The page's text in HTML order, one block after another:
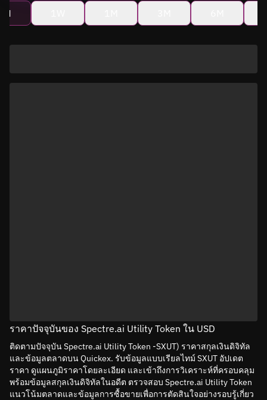
ราคาปัจจุบันของ Spectre.ai Utility Token ใน USD
ติดตามปัจจุบัน Spectre.ai Utility Token -SXUT) ราคาสกุลเงินดิจิทัล
และข้อมูลตลาดบน Quickex. รับข้อมูลแบบเรียลไทม์ SXUT อัปเดต
ราคา ดูแผนภูมิราคาโดยละเอียด และเข้าถึงการวิเคราะห์ที่ครอบคลุม
พร้อมข้อมูลสกุลเงินดิจิทัลในอดีต ตรวจสอบ Spectre.ai Utility Token
แนวโน้มตลาดและข้อมูลการซื้อขายเพื่อการตัดสินใจอย่างรอบรู้เกี่ยว